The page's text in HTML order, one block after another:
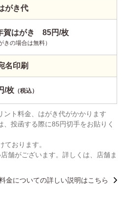
がき代
賀はがき 85円/枚
きの場合は無料）
名印刷
/枚 （税込）
ント料金、はがき代がかかります
投函する際に85円切手をお貼りく
ております。
舗がございます。詳しくは、店舗ま
金についての詳しい説明はこちら